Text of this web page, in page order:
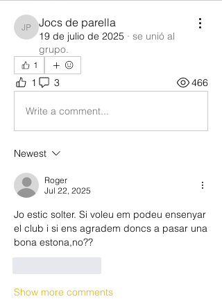
Jocs de parella
Jocs de parella
19 de julio de 2025 · se unió al
grupo.
1
1 3 466
Write a comment...
Newest
Roger
Jul 22, 2025
Jo estic solter. Si voleu em podeu ensenyar
el club i si ens agradem doncs a pasar una
bona estona,no??
Show more comments